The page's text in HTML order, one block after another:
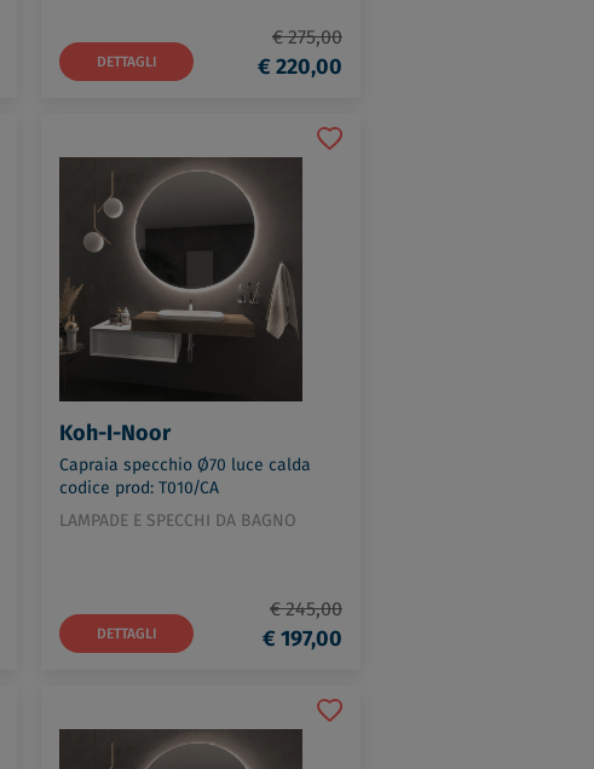
DETTAGLI
€ 275,00
€ 220,00
Koh-I-Noor
Capraia specchio Ø70 luce calda
codice prod: T010/CA
LAMPADE E SPECCHI DA BAGNO
DETTAGLI
€ 245,00
€ 197,00